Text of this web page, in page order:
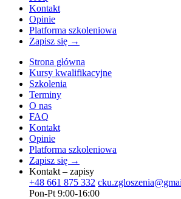
Kontakt
Opinie
Platforma szkoleniowa
Zapisz się →
Strona główna
Kursy kwalifikacyjne
Szkolenia
Terminy
O nas
FAQ
Kontakt
Opinie
Platforma szkoleniowa
Zapisz się →
Kontakt – zapisy
+48 661 875 332
Pon-Pt 9:00-16:00